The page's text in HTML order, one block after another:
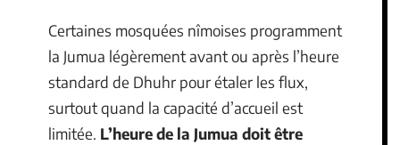
Certaines mosquées nîmoises programment
la Jumua légèrement avant ou après l’heure
standard de Dhuhr pour étaler les flux,
surtout quand la capacité d’accueil est
limitée. L’heure de la Jumua doit être